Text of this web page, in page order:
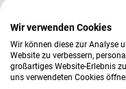
› Berchtesgaden
Wir verwenden Cookies
Wir können diese zur Analyse
Website zu verbessern,
großartiges Website-Erlebnis
uns verwendeten Cookies